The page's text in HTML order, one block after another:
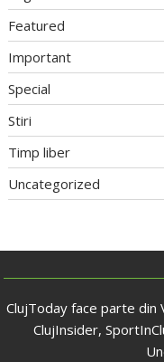
Featured
Important
Special
Stiri
Timp liber
Uncategorized
ClujToday face parte din
ClujInsider,